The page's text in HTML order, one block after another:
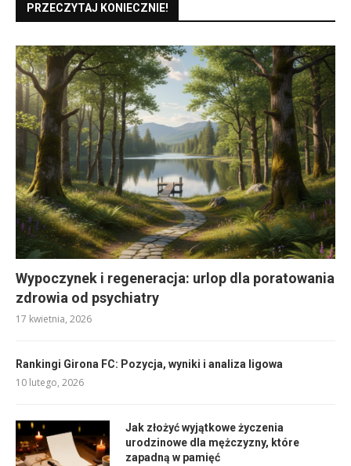
PRZECZYTAJ KONIECZNIE!
Wypoczynek i regeneracja: urlop dla poratowania
zdrowia od psychiatry
17 kwietnia, 2026
Rankingi Girona FC: Pozycja, wyniki i analiza ligowa
10 lutego, 2026
Jak złożyć wyjątkowe życzenia
urodzinowe dla mężczyzny, które
zapadną w pamięć